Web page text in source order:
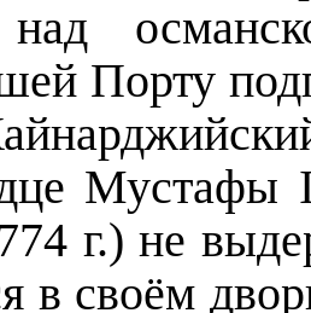
Порту
г.) не
в своём